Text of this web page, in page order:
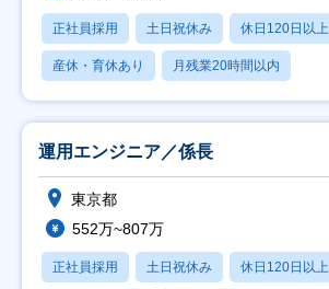
正社員採用 土日祝休み 休日120日以上
産休・育休あり 月残業20時間以内
運用エンジニア／係長
東京都
552万~807万
正社員採用 土日祝休み 休日120日以上